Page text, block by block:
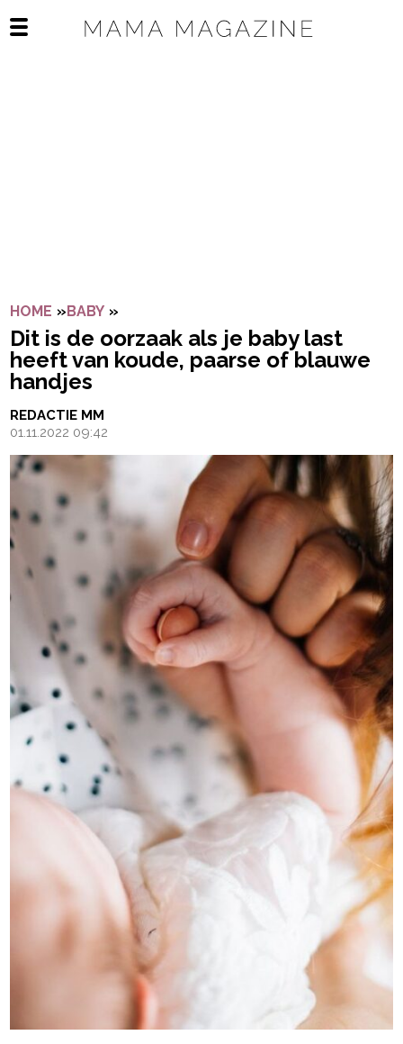
Open het mobiele menu
HOME »BABY »
Dit is de oorzaak als je baby last
heeft van koude, paarse of blauwe
handjes
REDACTIE MM
01.11.2022 09:42